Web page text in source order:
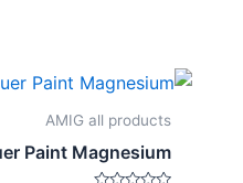
AMIG all products
Paint Magnesium